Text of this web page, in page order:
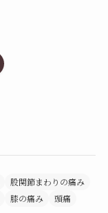
股関節まわりの痛み
膝の痛み
頭痛